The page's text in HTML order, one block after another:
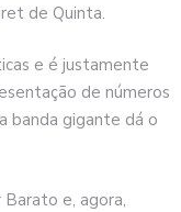
de Quinta.
e é justamente
de números
banda gigante dá o
e, agora,